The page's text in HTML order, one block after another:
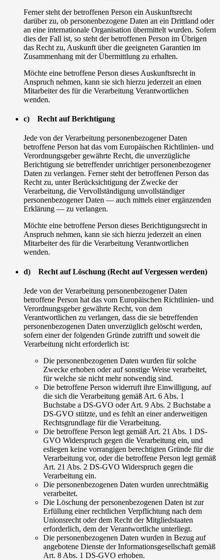
Ferner steht der betroffenen Person ein Auskunftsrecht
darüber zu, ob personenbezogene Daten an ein Drittland oder
an eine internationale Organisation übermittelt wurden. Sofern
dies der Fall ist, so steht der betroffenen Person im Übrigen
das Recht zu, Auskunft über die geeigneten Garantien im
Zusammenhang mit der Übermittlung zu erhalten.
Möchte eine betroffene Person dieses Auskunftsrecht in
Anspruch nehmen, kann sie sich hierzu jederzeit an einen
Mitarbeiter des für die Verarbeitung Verantwortlichen
wenden.
c) Recht auf Berichtigung
Jede von der Verarbeitung personenbezogener Daten
betroffene Person hat das vom Europäischen Richtlinien- und
Verordnungsgeber gewährte Recht, die unverzügliche
Berichtigung sie betreffender unrichtiger personenbezogener
Daten zu verlangen. Ferner steht der betroffenen Person das
Recht zu, unter Berücksichtigung der Zwecke der
Verarbeitung, die Vervollständigung unvollständiger
personenbezogener Daten — auch mittels einer ergänzenden
Erklärung — zu verlangen.
Möchte eine betroffene Person dieses Berichtigungsrecht in
Anspruch nehmen, kann sie sich hierzu jederzeit an einen
Mitarbeiter des für die Verarbeitung Verantwortlichen
wenden.
d) Recht auf Löschung (Recht auf Vergessen werden)
Jede von der Verarbeitung personenbezogener Daten
betroffene Person hat das vom Europäischen Richtlinien- und
Verordnungsgeber gewährte Recht, von dem
Verantwortlichen zu verlangen, dass die sie betreffenden
personenbezogenen Daten unverzüglich gelöscht werden,
sofern einer der folgenden Gründe zutrifft und soweit die
Verarbeitung nicht erforderlich ist:
Die personenbezogenen Daten wurden für solche
Zwecke erhoben oder auf sonstige Weise verarbeitet,
für welche sie nicht mehr notwendig sind.
Die betroffene Person widerruft ihre Einwilligung, auf
die sich die Verarbeitung gemäß Art. 6 Abs. 1
Buchstabe a DS-GVO oder Art. 9 Abs. 2 Buchstabe a
DS-GVO stützte, und es fehlt an einer anderweitigen
Rechtsgrundlage für die Verarbeitung.
Die betroffene Person legt gemäß Art. 21 Abs. 1 DS-
GVO Widerspruch gegen die Verarbeitung ein, und
esliegen keine vorrangigen berechtigten Gründe für die
Verarbeitung vor, oder die betroffene Person legt gemäß
Art. 21 Abs. 2 DS-GVO Widerspruch gegen die
Verarbeitung ein.
Die personenbezogenen Daten wurden unrechtmäßig
verarbeitet.
Die Löschung der personenbezogenen Daten ist zur
Erfüllung einer rechtlichen Verpflichtung nach dem
Unionsrecht oder dem Recht der Mitgliedstaaten
erforderlich, dem der Verantwortliche unterliegt.
Die personenbezogenen Daten wurden in Bezug auf
angebotene Dienste der Informationsgesellschaft gemäß
Art. 8 Abs. 1 DS-GVO erhoben.